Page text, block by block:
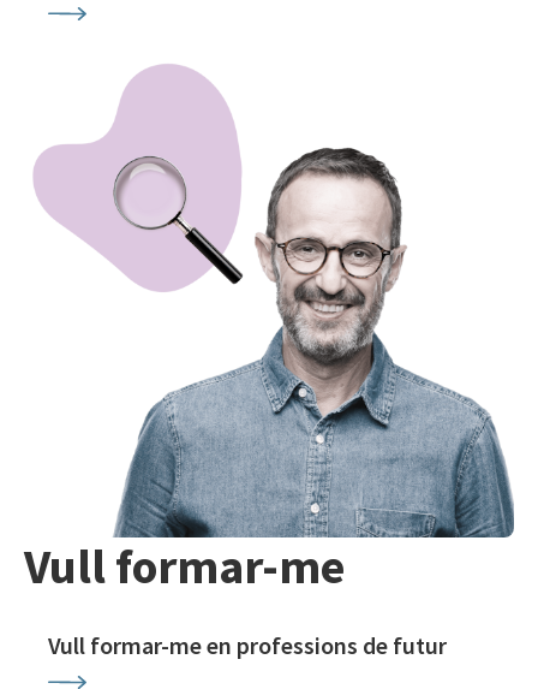
Vull formar-me
Vull formar-me en professions de futur